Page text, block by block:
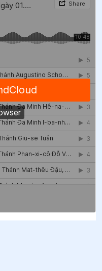
a Bít-se-ri
(Hoan)
hoàng
na Cô-tô
a Man-xi-ni
Gôn-đa-lê
và các bạn tử
ri-ta Cát-ten-lô